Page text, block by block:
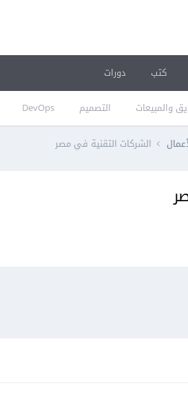
والمبيعات التصميم DevOps
كتب دورات
الشركات التقنية في مصر